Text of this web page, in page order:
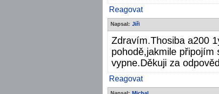
Reagovat
Napsal: Jiři
Zdravím.Thosiba a200
pohodě,jakmile
vypne.Děkuji za
Reagovat